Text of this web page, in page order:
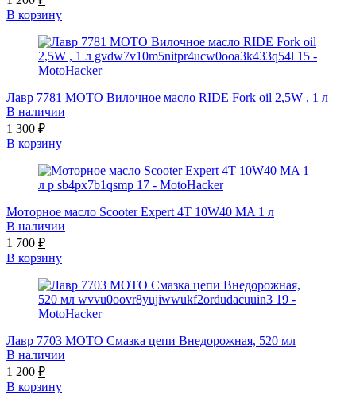
В корзину
Лавр 7781 МОТО Вилочное масло RIDE Fork oil 2,5W , 1 л
В наличии
1 300 ₽
В корзину
Моторное масло Scooter Expert 4T 10W40 MA 1 л
В наличии
1 700 ₽
В корзину
Лавр 7703 МОТО Смазка цепи Внедорожная, 520 мл
В наличии
1 200 ₽
В корзину